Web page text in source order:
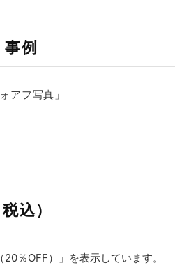
例
アフ写真」
込）
％OFF）」を表示しています。